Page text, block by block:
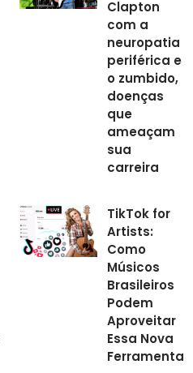
Clapton
com a
neuropatia
periférica e
o zumbido,
doenças
que
ameaçam
sua
carreira
TikTok for
Artists:
Como
Músicos
Brasileiros
Podem
Aproveitar
Essa Nova
Ferramenta